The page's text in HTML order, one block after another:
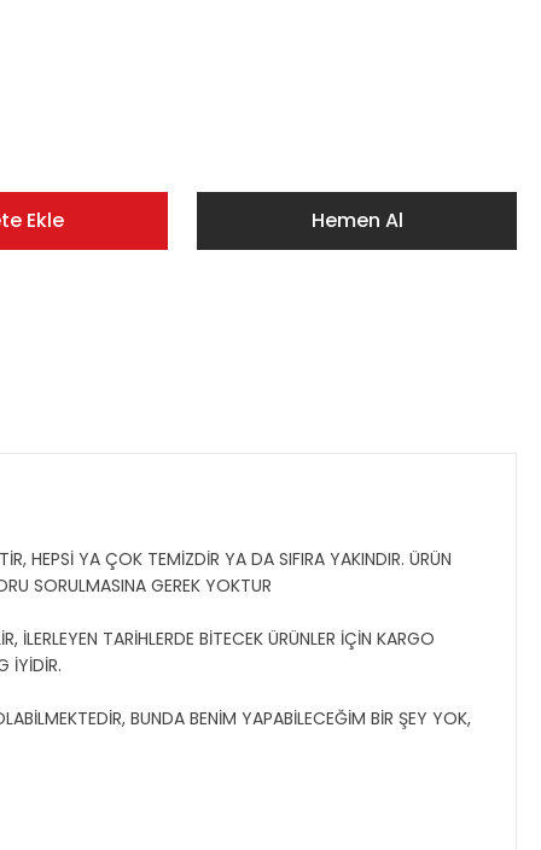
Ekle Hemen Al
HEPSİ YA ÇOK TEMİZDİR YA DA SIFIRA YAKINDIR. ÜRÜN
SORULMASINA GEREK YOKTUR
TARİHLERDE BİTECEK ÜRÜNLER İÇİN KARGO
İYİDİR.
BUNDA BENİM YAPABİLECEĞİM BİR ŞEY YOK,